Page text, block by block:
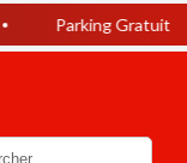
Gratuit